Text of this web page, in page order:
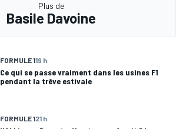
Plus de
Basile Davoine
FORMULE 119 h
Ce qui se passe vraiment dans les usines F1
pendant la trêve estivale
FORMULE 121 h